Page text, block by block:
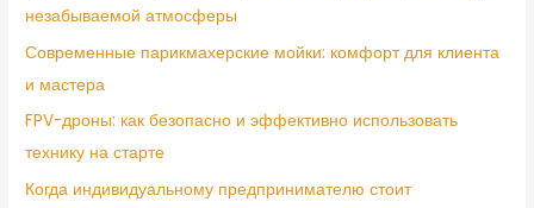
незабываемой атмосферы
Современные парикмахерские мойки: комфорт для клиента
и мастера
FPV-дроны: как безопасно и эффективно использовать
технику на старте
Когда индивидуальному предпринимателю стоит